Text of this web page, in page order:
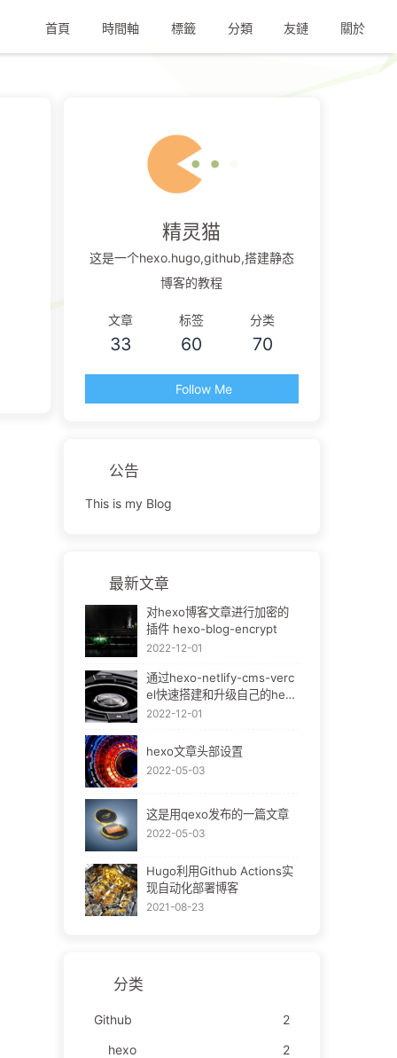
首頁 時間軸 標籤 分類 友鏈 關於
精灵猫
这是一个hexo.hugo,github,搭建静态
博客的教程
文章
33
标签
60
分类
70
Follow Me
公告
This is my Blog
最新文章
对hexo博客文章进行加密的
插件 hexo-blog-encrypt
2022-12-01
通过hexo-netlify-cms-verc
el快速搭建和升级自己的hexo
bok
2022-12-01
hexo文章头部设置
2022-05-03
这是用qexo发布的一篇文章
2022-05-03
Hugo利用Github Actions实
现自动化部署博客
2021-08-23
分类
Github
2
hexo
2